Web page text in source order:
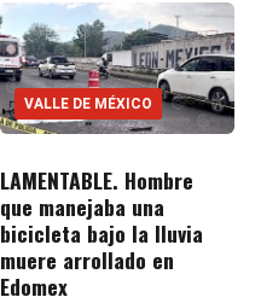
VALLE DE MÉXICO
LAMENTABLE. Hombre
que manejaba una
bicicleta bajo la lluvia
muere arrollado en
Edomex